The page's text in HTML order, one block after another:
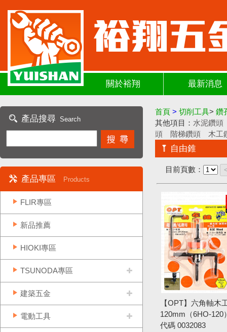
關於裕翔 最新消息
產品搜尋 Search
產品專區 Products
FLIR專區
新品推薦
HIOKI專區
TSUNODA專區
建築五金
電動工具
首頁 > 切削工具> 鑽
其他項目： 水泥鑽頭
頭
階梯鑽頭 木工
自由錐
目前頁數：
【OPT】六角軸木
120mm（6HO-120
代碼 0032083